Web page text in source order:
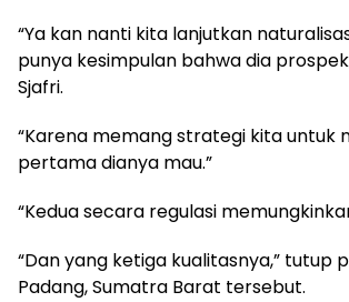
“Ya kan nanti kita lanjutkan
punya kesimpulan bahwa dia
Sjafri.
“Karena memang strategi kita untuk
pertama dianya mau.”
“Kedua secara regulasi
“Dan yang ketiga kualitasnya,” tutup
Padang, Sumatra Barat tersebut.